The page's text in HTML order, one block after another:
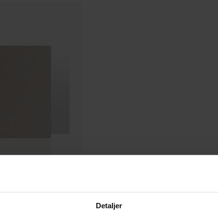
Detaljer
29x29 cm